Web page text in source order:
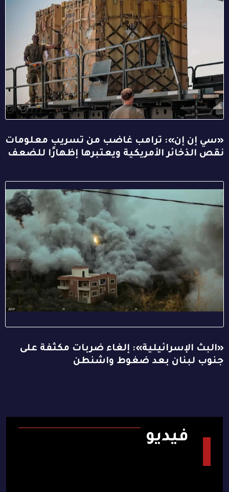
«سي إن إن»: ترامب غاضب من تسريب معلومات
نقص الذخائر الأمريكية ويعتبرها إظهارًا للضعف
«البث الإسرائيلية»: إلغاء ضربات مكثفة على
جنوب لبنان بعد ضغوط واشنطن
فيديو